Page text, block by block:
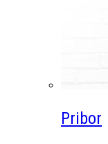
Pribor